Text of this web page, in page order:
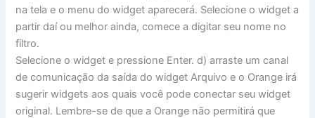
na tela e o menu do widget aparecerá. Selecione o widget a
partir daí ou melhor ainda, comece a digitar seu nome no
filtro.
Selecione o widget e pressione Enter. d) arraste um canal
de comunicação da saída do widget Arquivo e o Orange irá
sugerir widgets aos quais você pode conectar seu widget
original. Lembre-se de que a Orange não permitirá que